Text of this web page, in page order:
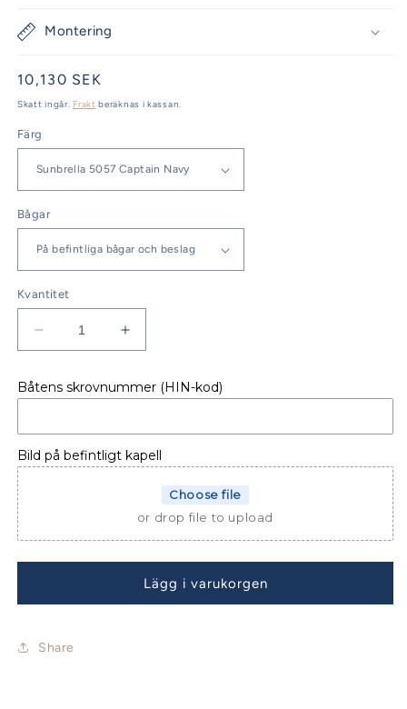
Montering
Ordinarie
pris
10,130 SEK
Skatt ingår. Frakt beräknas i kassan.
Färg
Bågar
Kvantitet
Minska
kvantitet
AKTERKAPELL
47
TC
Öka
kvantitet
AKTERKAPELL
47
TC
Båtens skrovnummer (HIN-kod)
Bild på befintligt kapell
Choose file
or drop file to upload
Lägg i varukorgen
Share